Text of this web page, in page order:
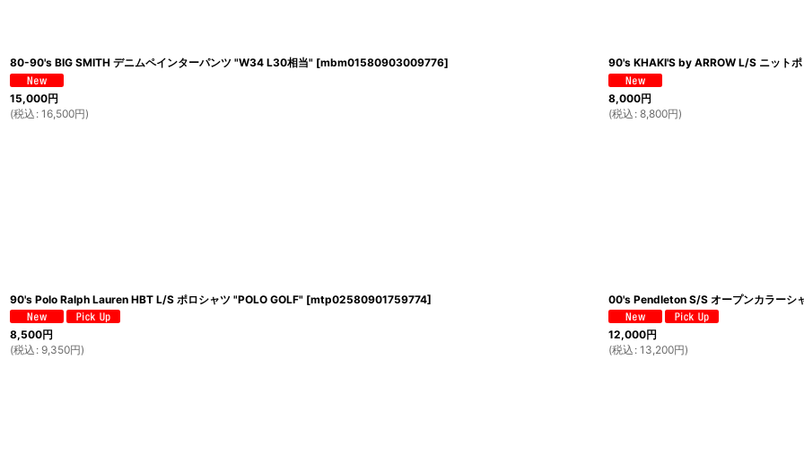
80-90's BIG SMITH デニムペインターパンツ "W34 L30相当" [mbm01580903009776]
15,000円
(税込 : 16,500円)
90's KHAKI'S by ARROW L/S ニットポ
8,000円
(税込 : 8,800円)
90's Polo Ralph Lauren HBT L/S ポロシャツ "POLO GOLF" [mtp02580901759774]
8,500円
(税込 : 9,350円)
00's Pendleton S/S オープンカラーシ
12,000円
(税込 : 13,200円)